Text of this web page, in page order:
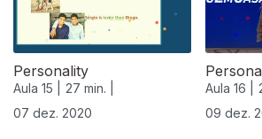
Personality
Aula 15 |
27 min. |
07 dez. 2020
Aula 16 |
09 dez.